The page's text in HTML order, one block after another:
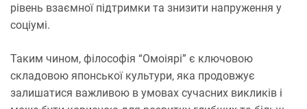
рівень взаємної підтримки та знизити напруження у
соціумі.
Таким чином, філософія “Омоіярі” є ключовою
складовою японської культури, яка продовжує
залишатися важливою в умовах сучасних викликів і